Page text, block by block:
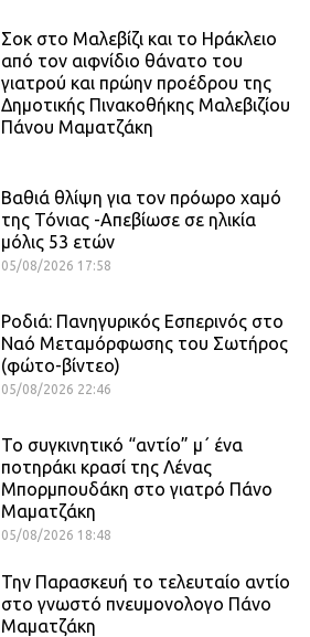
Σοκ στο Μαλεβίζι και το Ηράκλειο
από τον αιφνίδιο θάνατο του
γιατρού και πρώην προέδρου της
Δημοτικής Πινακοθήκης Μαλεβιζίου
Πάνου Μαματζάκη
Βαθιά θλίψη για τον πρόωρο χαμό
της Τόνιας -Απεβίωσε σε ηλικία
μόλις 53 ετών
05/08/2026 17:58
Ροδιά: Πανηγυρικός Εσπερινός στο
Ναό Μεταμόρφωσης του Σωτήρος
(φώτο-βίντεο)
05/08/2026 22:46
Το συγκινητικό “αντίο” μ΄ ένα
ποτηράκι κρασί της Λένας
Μπορμπουδάκη στο γιατρό Πάνο
Μαματζάκη
05/08/2026 18:48
Την Παρασκευή το τελευταίο αντίο
στο γνωστό πνευμονολογο Πάνο
Μαματζάκη